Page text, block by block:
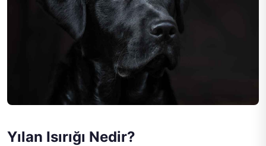
Yılan Isırığı Nedir?